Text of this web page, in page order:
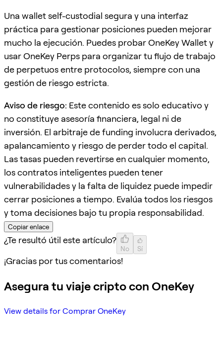
Una wallet self-custodial segura y una interfaz
práctica para gestionar posiciones pueden mejorar
mucho la ejecución. Puedes probar OneKey Wallet y
usar OneKey Perps para organizar tu flujo de trabajo
de perpetuos entre protocolos, siempre con una
gestión de riesgo estricta.
Aviso de riesgo: Este contenido es solo educativo y
no constituye asesoría financiera, legal ni de
inversión. El arbitraje de funding involucra derivados,
apalancamiento y riesgo de perder todo el capital.
Las tasas pueden revertirse en cualquier momento,
los contratos inteligentes pueden tener
vulnerabilidades y la falta de liquidez puede impedir
cerrar posiciones a tiempo. Evalúa todos los riesgos
y toma decisiones bajo tu propia responsabilidad.
Copiar enlace
¿Te resultó útil este artículo?
No Sí
¡Gracias por tus comentarios!
Asegura tu viaje cripto con OneKey
View details for Comprar OneKey